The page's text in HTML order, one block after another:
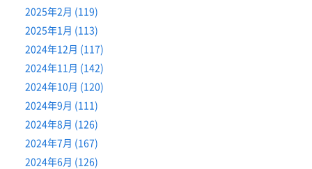
2025年2月 (119)
2025年1月 (113)
2024年12月 (117)
2024年11月 (142)
2024年10月 (120)
2024年9月 (111)
2024年8月 (126)
2024年7月 (167)
2024年6月 (126)